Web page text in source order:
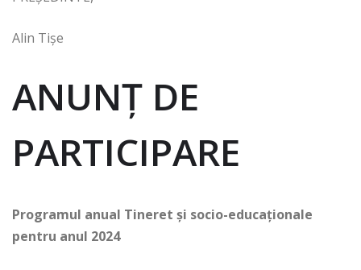
Alin Tișe
ANUNŢ DE
PARTICIPARE
Programul anual Tineret și socio-educaționale
pentru anul 2024